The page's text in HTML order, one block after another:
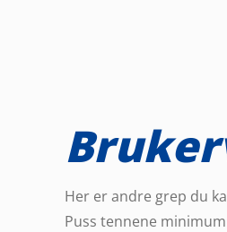
Her er andre grep du
Puss tennene